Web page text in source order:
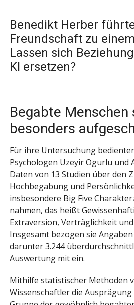
Benedikt Herber
Freundschaft zu
Lassen sich
KI ersetzen?
Begabte Menschen
besonders
Für ihre Untersuchung
Psychologen Uzeyir Ogurlu und
Daten von 13 Studien über den
Hochbegabung und
insbesondere Big Five
nahmen, das heißt
Extraversion, Verträglichkeit
Insgesamt bezogen sie
darunter 3.244
Auswertung mit ein.
Mithilfe statistischer Methoden
Wissenschaftler die Ausprägung